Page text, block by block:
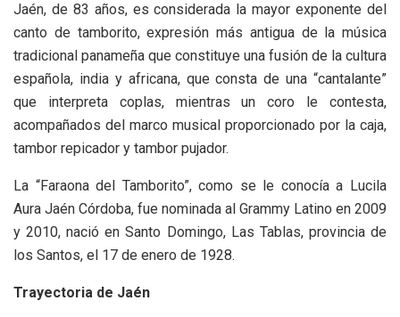
Jaén, de 83 años, es considerada la mayor exponente del
canto de tamborito, expresión más antigua de la música
tradicional panameña que constituye una fusión de la cultura
española, india y africana, que consta de una “cantalante”
que interpreta coplas, mientras un coro le contesta,
acompañados del marco musical proporcionado por la caja,
tambor repicador y tambor pujador.
La “Faraona del Tamborito”, como se le conocía a Lucila
Aura Jaén Córdoba, fue nominada al Grammy Latino en 2009
y 2010, nació en Santo Domingo, Las Tablas, provincia de
los Santos, el 17 de enero de 1928.
Trayectoria de Jaén